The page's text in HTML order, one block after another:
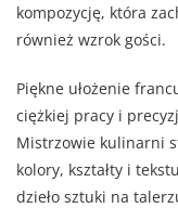
kompozycję, która
również wzrok gości.
Piękne ułożenie
ciężkiej pracy i
Mistrzowie kulinarni
kolory, kształty i
dzieło sztuki na